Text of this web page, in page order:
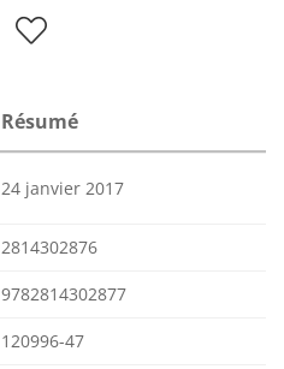
Résumé
24 janvier 2017
2814302876
9782814302877
120996-47